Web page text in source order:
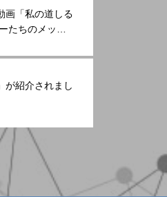
画「私の道しる
ちのメッセ
が紹介されまし